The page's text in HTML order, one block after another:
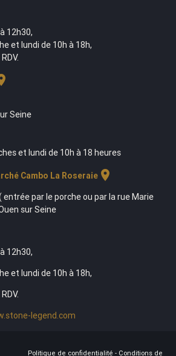
12h30,
et lundi de 10h à 18h,
Seine
et lundi de 10h à 18 heures
Cambo La Roseraielocation_on
entrée par le porche ou par la rue Marie
sur Seine
12h30,
et lundi de 10h à 18h,
legend.com
Politique de confidentialité - Conditions de